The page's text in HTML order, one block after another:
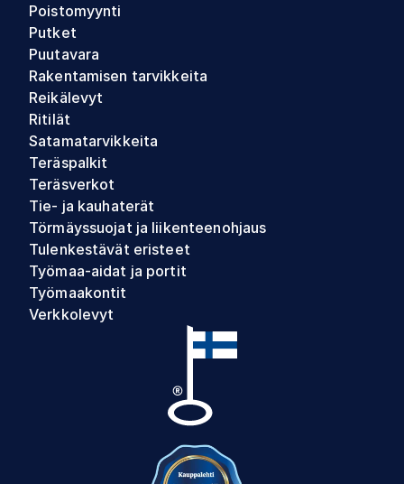
Poistomyynti
Putket
Puutavara
Rakentamisen tarvikkeita
Reikälevyt
Ritilät
Satamatarvikkeita
Teräspalkit
Teräsverkot
Tie- ja kauhaterät
Törmäyssuojat ja liikenteenohjaus
Tulenkestävät eristeet
Työmaa-aidat ja portit
Työmaakontit
Verkkolevyt